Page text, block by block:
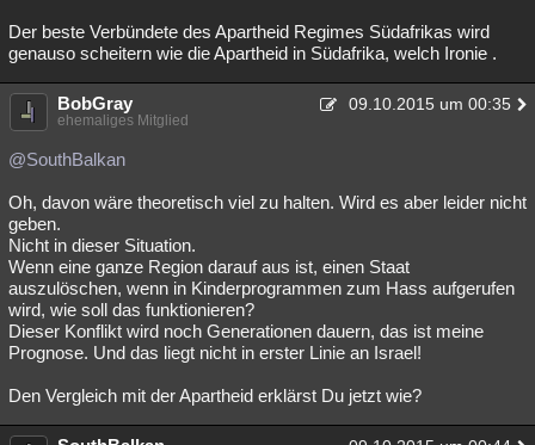
Der beste Verbündete des Apartheid Regimes Südafrikas wird
genauso scheitern wie die Apartheid in Südafrika, welch Ironie .
BobGray 09.10.2015 um 00:35
ehemaliges Mitglied
@SouthBalkan
Oh, davon wäre theoretisch viel zu halten. Wird es aber leider nicht
geben.
Nicht in dieser Situation.
Wenn eine ganze Region darauf aus ist, einen Staat
auszulöschen, wenn in Kinderprogrammen zum Hass aufgerufen
wird, wie soll das funktionieren?
Dieser Konflikt wird noch Generationen dauern, das ist meine
Prognose. Und das liegt nicht in erster Linie an Israel!
Den Vergleich mit der Apartheid erklärst Du jetzt wie?